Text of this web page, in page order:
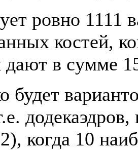
ровно 1111
костей,
дают в сумме
будет
когда 10